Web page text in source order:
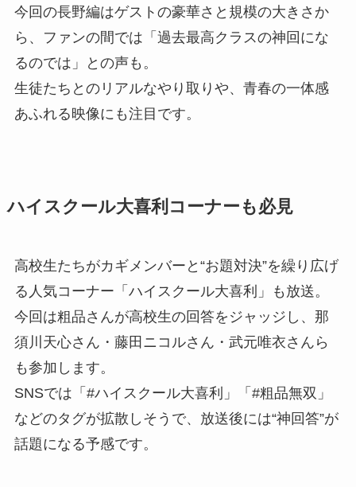
今回の長野編はゲストの豪華さと規模の大きさか
ら、ファンの間では「過去最高クラスの神回にな
るのでは」との声も。
生徒たちとのリアルなやり取りや、青春の一体感
あふれる映像にも注目です。
ハイスクール大喜利コーナーも必見
高校生たちがカギメンバーと“お題対決”を繰り広げ
る人気コーナー「ハイスクール大喜利」も放送。
今回は粗品さんが高校生の回答をジャッジし、那
須川天心さん・藤田ニコルさん・武元唯衣さんら
も参加します。
SNSでは「#ハイスクール大喜利」「#粗品無双」
などのタグが拡散しそうで、放送後には“神回答”が
話題になる予感です。